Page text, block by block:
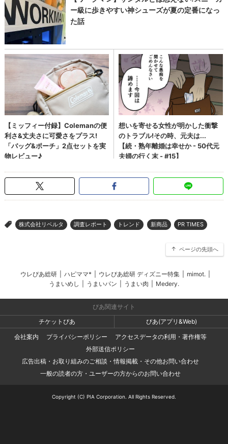
> 株式会社リベルタ 調査レポート トレンド 新商品 PR TIMES
ページの先頭へ
ウレぴあ総研 ハピママ* ウレぴあ総研 ディズニー特集 mimot.
うまいめし
うまいパン うまい肉 Medery.
ぴあ関連サイト
チケットぴあ
ぴあ(アプリ&Web)
会社案内
プライバシーポリシー
アクセスデータの利用・著作権等
外部送信ポリシー
広告出稿・お取り組みのご相談・情報掲載・その他お問い合わせ
一般の読者の方・ユーザーの方からのお問い合わせ
Copyright (C) PIA Corporation. All Rights Reserved.